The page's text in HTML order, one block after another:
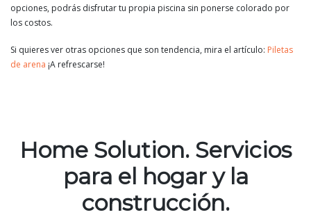
opciones, podrás disfrutar tu propia piscina sin ponerse colorado por
los costos.
Si quieres ver otras opciones que son tendencia, mira el artículo: Piletas
de arena ¡A refrescarse!
Home Solution. Servicios
para el hogar y la
construcción.